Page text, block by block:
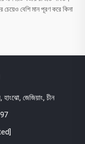
চেয়েও বেশি মান পূরণ করে কিনা
হাংঝো, জেজিয়াং, চীন